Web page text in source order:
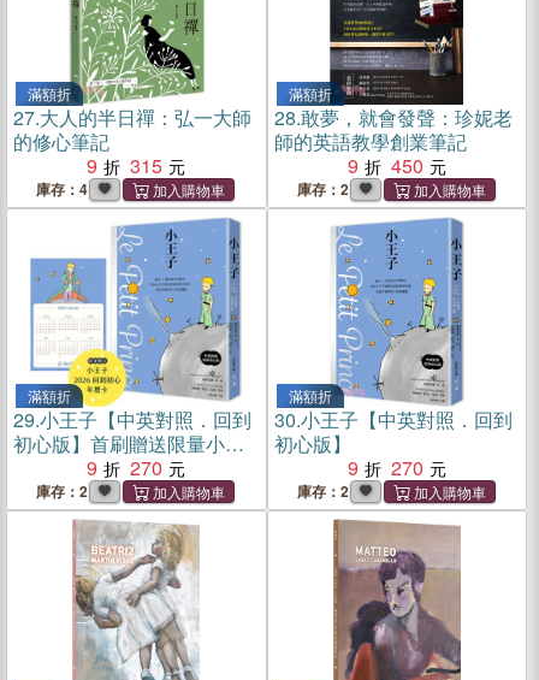
滿額折
27.大人的半日禪：弘一大師
的修心筆記
9
315
庫存：4
滿額折
28.敢夢，就會發聲：珍妮老
師的英語教學創業筆記
9
450
庫存：2
滿額折
29.小王子【中英對照．回到
初心版】首刷贈送限量小王
子2026回到初心年曆卡
9 270
庫存：2
滿額折
30.小王子【中英對照．回到
初心版】
9
270
庫存：2